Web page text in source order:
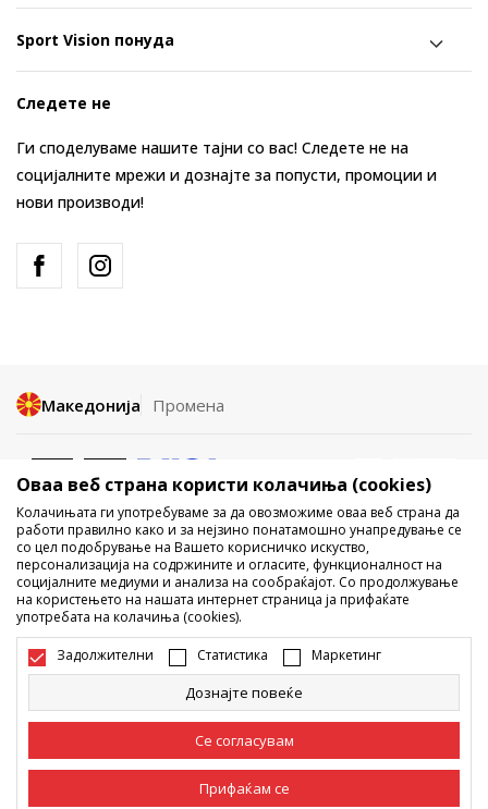
Sport Vision понуда
Следете не
Ги споделуваме нашите тајни со вас! Следете не на
социјалните мрежи и дознајте за попусти, промоции и
нови производи!
Македонија Промена
Не е дозволено превземање или користење на содржината од
интернет страните на Sport Vision, делумно или целосно a се
однесува на логоа, трговски марки, комерцијални содржини, ниту
истите да се отстапуваат на трети лица, јавно да се објавуваат или да
се користат за било какви цели, без писмена согласност од БДС.МК
ДООЕЛ.
Настојуваме да бидеме што попрецизни во описот на производот,
фотографијата и самата цена, но не можеме да гарантираме дака
сите информации се комплетни и без грешка. Сите прикажани
дека мораат да се достапни во секој момент. Достапноста на
производите може да ја проверите и на телефонскиот број 02 3055
222.
Оваа веб страна користи колачиња (cookies)
Колачињата ги употребуваме за да овозможиме оваа веб страна да
работи правилно како и за нејзино понатамошно унапредување се
со цел подобрување на Вашето корисничко искуство,
персонализација на содржините и огласите, функционалност на
социјалните медиуми и анализа на сообраќајот. Со продолжување
на користењето на нашата интернет страница ја прифаќате
употребата на колачиња (cookies).
Задолжителни Статистика Маркетинг
Дознајте повеќе
Се согласувам
Прифаќам се